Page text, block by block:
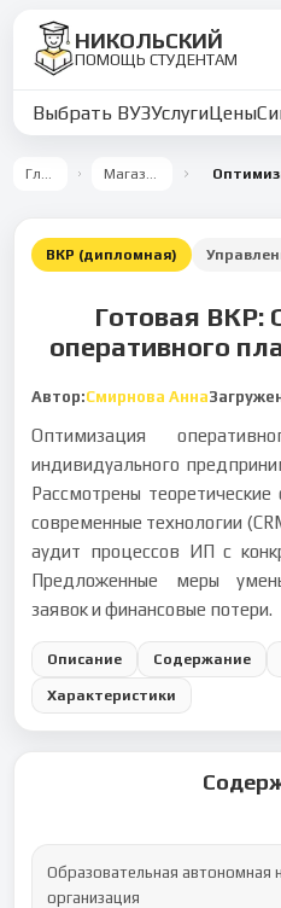
НИКОЛЬСКИЙ
ПОМОЩЬ СТУДЕНТАМ
Выбрать ВУЗУслугиЦены
Главная Магазин работ
ВКР (дипломная)
Готовая ВКР:
оперативного
Автор:Смирнова Анна
Оптимизация
индивидуального
Рассмотрены
современные технологии
аудит процессов ИП с
Предложенные меры
заявок и финансовые потери.
Описание Содержание
Характеристики
Образовательная автономная
организация